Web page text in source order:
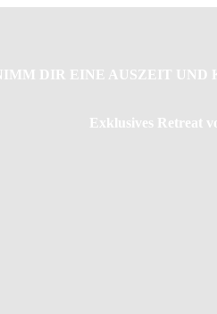
DIR EINE AUSZEIT UND
Exklusives Retreat